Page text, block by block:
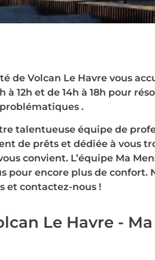
ou chez
de Volcan Le Havre vous
12h et de 14h à 18h pour
problématiques .
talentueuse équipe de
de prêts et dédiée à vous
convient. L’équipe Ma
pour encore plus de confort.
et contactez-nous !
Le Havre -